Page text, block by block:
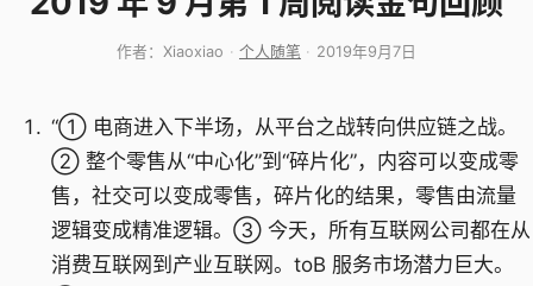
作者： Xiaoxiao 个人随笔 2019年9月7日
“① 电商进入下半场，从平台之战转向供应链之战。
② 整个零售从“中心化”到“碎片化”，内容可以变成零
售，社交可以变成零售，碎片化的结果，零售由流量
逻辑变成精准逻辑。③ 今天，所有互联网公司都在从
消费互联网到产业互联网。toB 服务市场潜力巨大。